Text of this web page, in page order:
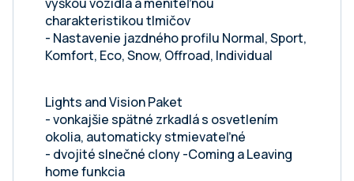
charakteristikou tlmičov
- Nastavenie jazdného profilu Normal, Sport,
Komfort, Eco, Snow, Offroad, Individual
Lights and Vision Paket
- vonkajšie spätné zrkadlá s osvetlením
okolia, automaticky stmievateľné
- dvojité slnečné clony -Coming a Leaving
home funkcia